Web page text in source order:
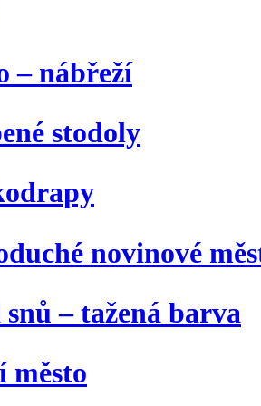
– nábřeží
stodoly
novinové
– tažená barva
město